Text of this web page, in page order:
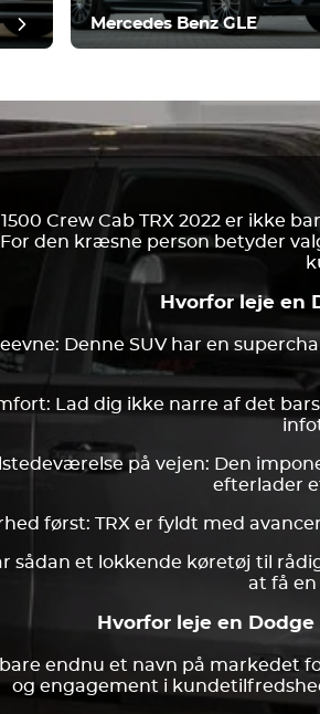
Mercedes Benz GLE
Crew Cab TRX 2022 er ikke
den kræsne person betyder
Hvorfor leje en
Denne SUV har en
Lad dig ikke narre af det
på vejen: Den
efterlader
først: TRX er fyldt med
sådan et lokkende køretøj til
at få
Hvorfor leje en Dodge
endnu et navn på markedet
og engagement i